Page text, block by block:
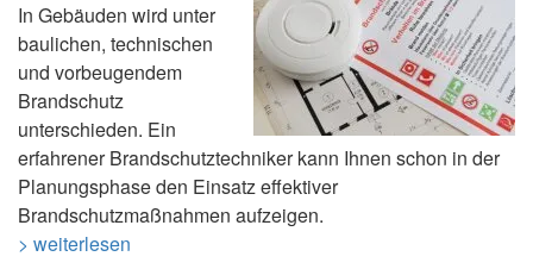
In Gebäuden wird unter
baulichen, technischen
und vorbeugendem
Brandschutz
unterschieden. Ein
erfahrener Brandschutztechniker kann Ihnen schon in der
Planungsphase den Einsatz effektiver
Brandschutzmaßnahmen aufzeigen.
> weiterlesen